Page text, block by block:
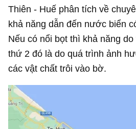
Thiên - Huế phân tích về
khả năng dẫn đến nước biển
Nếu có nổi bọt thì khả năng
thứ 2 đó là do quá trình ảnh
các vật chất trôi vào bờ.